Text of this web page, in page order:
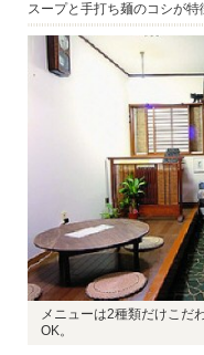
スープと手打ち麺のコシが特
メニューは2種類だけこだ
OK。